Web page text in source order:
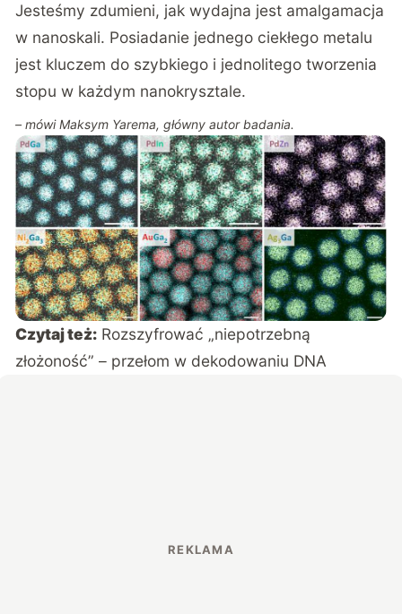
Jesteśmy zdumieni, jak wydajna jest amalgamacja
w nanoskali. Posiadanie jednego ciekłego metalu
jest kluczem do szybkiego i jednolitego tworzenia
stopu w każdym nanokrysztale.
– mówi Maksym Yarema, główny autor badania.
Czytaj też: Rozszyfrować „niepotrzebną
złożoność” – przełom w dekodowaniu DNA